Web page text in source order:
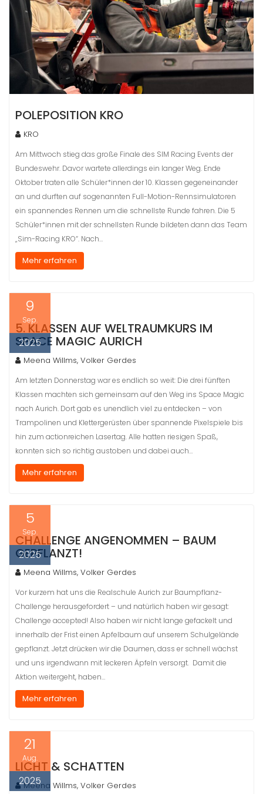
POLEPOSITION KRO
KRO
Am Mittwoch stieg das große Finale des SIM Racing Events der
Bundeswehr. Davor wartete allerdings ein langer Weg. Ende
Oktober traten alle Schüler*innen der 10. Klassen gegeneinander
an und durften auf sogenannten Full-Motion-Rennsimulatoren
ein spannendes Rennen um die schnellste Runde fahren. Die 5
Schüler*innen mit der schnellsten Runde bildeten dann das Team
„Sim-Racing KRO“. Nach…
Mehr erfahren
9
Sep.
2025
5. KLASSEN AUF WELTRAUMKURS IM
SPACE MAGIC AURICH
Meena Willms, Volker Gerdes
Am letzten Donnerstag war es endlich so weit: Die drei fünften
Klassen machten sich gemeinsam auf den Weg ins Space Magic
nach Aurich. Dort gab es unendlich viel zu entdecken – von
Trampolinen und Klettergerüsten über spannende Pixelspiele bis
hin zum actionreichen Lasertag. Alle hatten riesigen Spaß,
konnten sich so richtig austoben und dabei auch…
Mehr erfahren
5
Sep.
2025
CHALLENGE ANGENOMMEN – BAUM
GEPFLANZT!
Meena Willms, Volker Gerdes
Vor kurzem hat uns die Realschule Aurich zur Baumpflanz-
Challenge herausgefordert – und natürlich haben wir gesagt:
Challenge accepted! Also haben wir nicht lange gefackelt und
innerhalb der Frist einen Apfelbaum auf unserem Schulgelände
gepflanzt. Jetzt drücken wir die Daumen, dass er schnell wächst
und uns irgendwann mit leckeren Äpfeln versorgt. Damit die
Aktion weitergeht, haben…
Mehr erfahren
21
Aug.
2025
LICHT & SCHATTEN
Meena Willms, Volker Gerdes